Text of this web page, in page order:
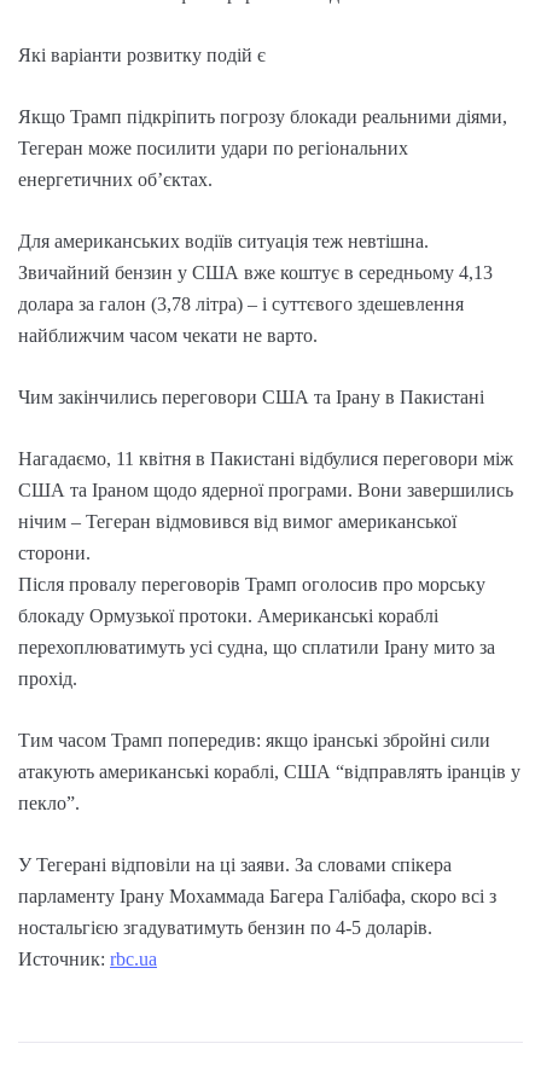
Які варіанти розвитку подій є
Якщо Трамп підкріпить погрозу блокади реальними діями,
Тегеран може посилити удари по регіональних
енергетичних об’єктах.
Для американських водіїв ситуація теж невтішна.
Звичайний бензин у США вже коштує в середньому 4,13
долара за галон (3,78 літра) – і суттєвого здешевлення
найближчим часом чекати не варто.
Чим закінчились переговори США та Ірану в Пакистані
Нагадаємо, 11 квітня в Пакистані відбулися переговори між
США та Іраном щодо ядерної програми. Вони завершились
нічим – Тегеран відмовився від вимог американської
сторони.
Після провалу переговорів Трамп оголосив про морську
блокаду Ормузької протоки. Американські кораблі
перехоплюватимуть усі судна, що сплатили Ірану мито за
прохід.
Тим часом Трамп попередив: якщо іранські збройні сили
атакують американські кораблі, США “відправлять іранців у
пекло”.
У Тегерані відповіли на ці заяви. За словами спікера
парламенту Ірану Мохаммада Багера Галібафа, скоро всі з
ностальгією згадуватимуть бензин по 4-5 доларів.
Источник: rbc.ua